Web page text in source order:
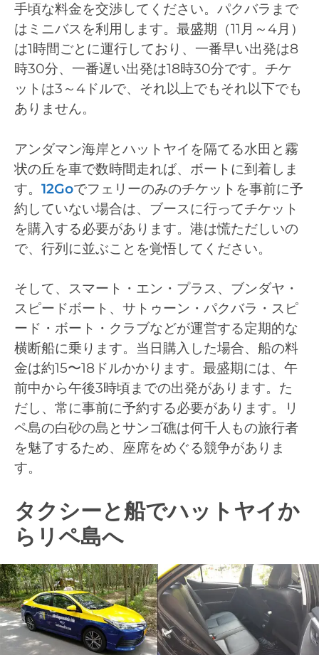
手頃な料金を交渉してください。パクバラまで
はミニバスを利用します。最盛期（11月～4月）
は1時間ごとに運行しており、一番早い出発は8
時30分、一番遅い出発は18時30分です。チケ
ットは3～4ドルで、それ以上でもそれ以下でも
ありません。
アンダマン海岸とハットヤイを隔てる水田と霧
状の丘を車で数時間走れば、ボートに到着しま
す。 12Goでフェリーのみのチケットを事前に予
約していない場合は、ブースに行ってチケット
を購入する必要があります。港は慌ただしいの
で、行列に並ぶことを覚悟してください。
そして、スマート・エン・プラス、ブンダヤ・
スピードボート、サトゥーン・パクバラ・スピ
ード・ボート・クラブなどが運営する定期的な
横断船に乗ります。当日購入した場合、船の料
金は約15〜18ドルかかります。最盛期には、午
前中から午後3時頃までの出発があります。た
だし、常に事前に予約する必要があります。リ
ペ島の白砂の島とサンゴ礁は何千人もの旅行者
を魅了するため、座席をめぐる競争がありま
す。
タクシーと船でハットヤイか
らリペ島へ